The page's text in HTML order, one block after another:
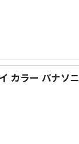
カラー パナソ